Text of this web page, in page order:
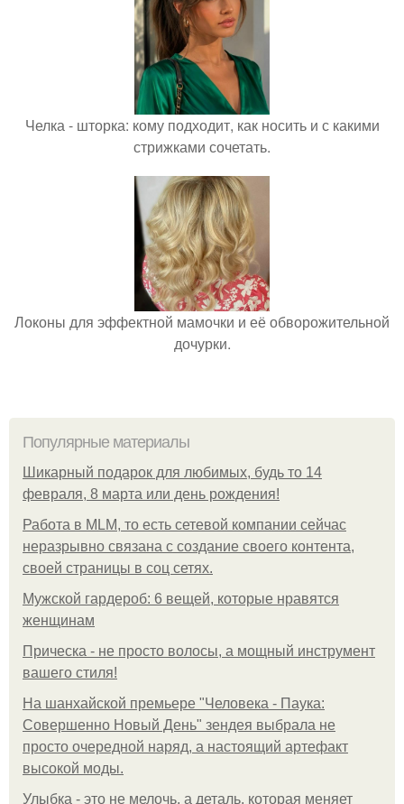
Челка - шторка: кому подходит, как носить и с какими
стрижками сочетать.
Локоны для эффектной мамочки и её обворожительной
дочурки.
Популярные материалы
Шикарный подарок для любимых, будь то 14
февраля, 8 марта или день рождения!
Работа в MLM, то есть сетевой компании сейчас
неразрывно связана с создание своего контента,
своей страницы в соц сетях.
Мужской гардероб: 6 вещей, которые нравятся
женщинам
Прическа - не просто волосы, а мощный инструмент
вашего стиля!
На шанхайской премьере "Человека - Паука:
Совершенно Новый День" зендея выбрала не
просто очередной наряд, а настоящий артефакт
высокой моды.
Улыбка - это не мелочь, а деталь, которая меняет